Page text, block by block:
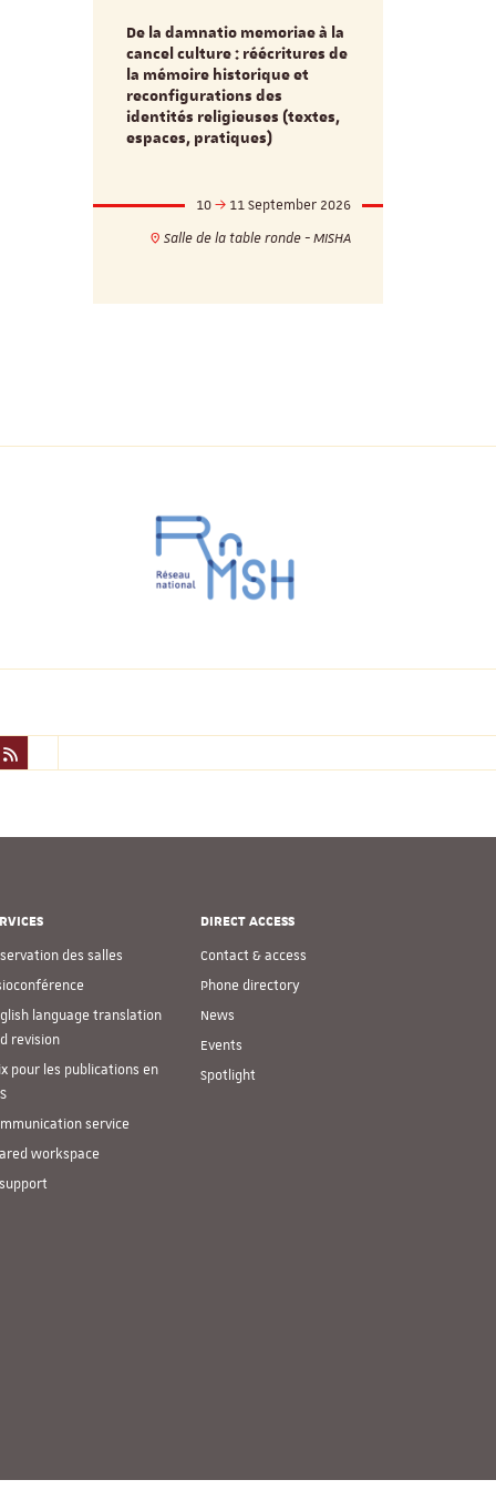
De la damnatio memoriae à la
cancel culture : réécritures de
la mémoire historique et
reconfigurations des
identités religieuses (textes,
espaces, pratiques)
10
11 September 2026
Salle de la table ronde - MISHA
des salles
language translation
revision
pour les publications en
service
workspace
DIRECT ACCESS
Contact & access
Phone directory
News
Events
Spotlight